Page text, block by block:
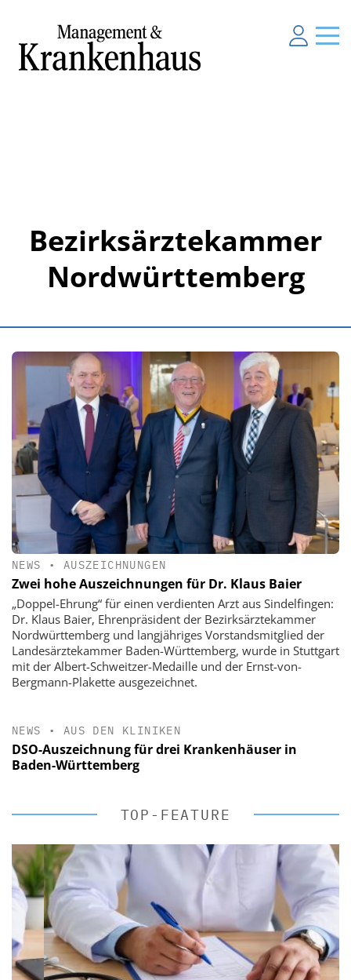
Bezirksärztekammer
Nordwürttemberg
NEWS • AUSZEICHNUNGEN
Zwei hohe Auszeichnungen für Dr. Klaus Baier
„Doppel-Ehrung“ für einen verdienten Arzt aus Sindelfingen:
Dr. Klaus Baier, Ehrenpräsident der Bezirksärztekammer
Nordwürttemberg und langjähriges Vorstandsmitglied der
Landesärztekammer Baden-Württemberg, wurde in Stuttgart
mit der Albert-Schweitzer-Medaille und der Ernst-von-
Bergmann-Plakette ausgezeichnet.
NEWS • AUS DEN KLINIKEN
DSO-Auszeichnung für drei Krankenhäuser in
Baden-Württemberg
TOP-FEATURE